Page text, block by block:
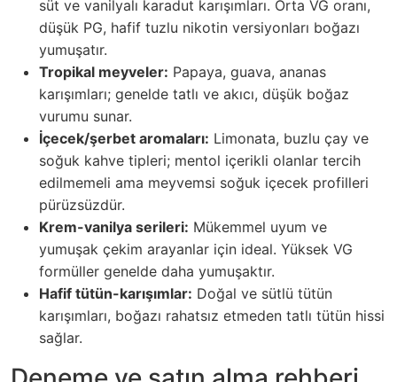
süt ve vanilyalı karadut karışımları. Orta VG oranı,
düşük PG, hafif tuzlu nikotin versiyonları boğazı
yumuşatır.
Tropikal meyveler: Papaya, guava, ananas
karışımları; genelde tatlı ve akıcı, düşük boğaz
vurumu sunar.
İçecek/şerbet aromaları: Limonata, buzlu çay ve
soğuk kahve tipleri; mentol içerikli olanlar tercih
edilmemeli ama meyvemsi soğuk içecek profilleri
pürüzsüzdür.
Krem-vanilya serileri: Mükemmel uyum ve
yumuşak çekim arayanlar için ideal. Yüksek VG
formüller genelde daha yumuşaktır.
Hafif tütün-karışımlar: Doğal ve sütlü tütün
karışımları, boğazı rahatsız etmeden tatlı tütün hissi
sağlar.